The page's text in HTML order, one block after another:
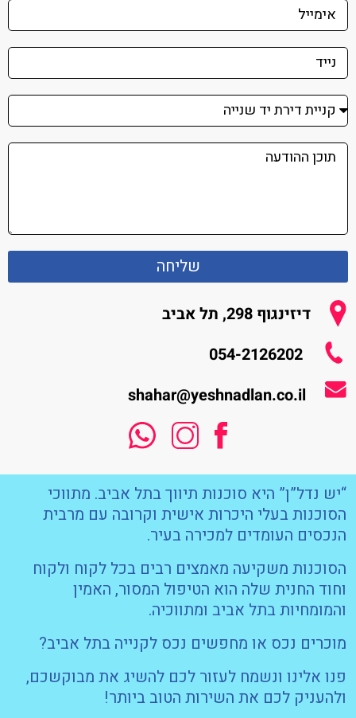
שליחה
דיזינגוף 298, תל אביב
054-2126202
shahar@yeshnadlan.co.il
“יש נדל”ן” היא סוכנות תיווך בתל אביב. מתווכי
הסוכנות בעלי היכרות אישית וקרובה עם מרבית
הנכסים העומדים למכירה בעיר.
הסוכנות משקיעה מאמצים רבים בכל לקוח ולקוח
וחוד החנית שלה הוא הטיפול המסור, האמין
והמומחיות בתל אביב ומתווכיה.
מוכרים נכס או מחפשים נכס לקנייה בתל אביב?
פנו אלינו ונשמח לעזור לכם להשיג את מבוקשכם,
ולהעניק לכם את השירות הטוב ביותר!